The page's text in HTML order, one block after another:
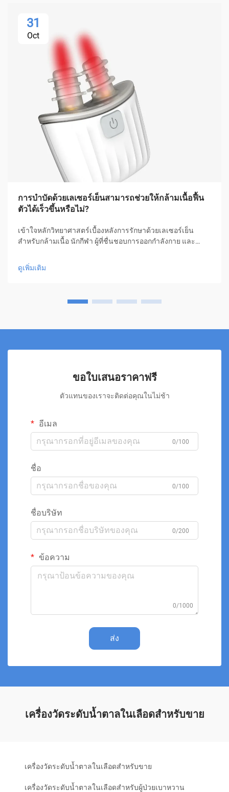
31
Oct
การบำบัดด้วยเลเซอร์เย็นสามารถช่วยให้กล้ามเนื้อฟื้น
ตัวได้เร็วขึ้นหรือไม่?
เข้าใจหลักวิทยาศาสตร์เบื้องหลังการรักษาด้วยเลเซอร์เย็น
สำหรับกล้ามเนื้อ นักกีฬา ผู้ที่ชื่นชอบการออกกำลังกาย และ
เพื่อเร่งการฟื้นตัวของกล้ามเนื้ออยู่เสมอ การรักษาด้วยเลเซอร์
เย็นได้กลายเป็นแนวทางที่...
ดูเพิ่มเติม
ขอใบเสนอราคาฟรี
ตัวแทนของเราจะติดต่อคุณในไม่ช้า
อีเมล
0/100
ชื่อ
0/100
ชื่อบริษัท
0/200
ข้อความ
0/1000
ส่ง
เครื่องวัดระดับน้ำตาลในเลือดสำหรับขาย
เครื่องวัดระดับน้ำตาลในเลือดสำหรับขาย
เครื่องวัดระดับน้ำตาลในเลือดสำหรับผู้ป่วยเบาหวาน